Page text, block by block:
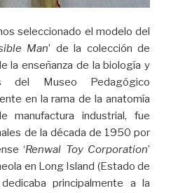
seleccionado el modelo del
Man’ de la colección de
la enseñanza de la biología y
del Museo Pedagógico
en la rama de la anatomía
manufactura industrial, fue
de la década de 1950 por
‘Renwal Toy Corporation’
en Long Island (Estado de
principalmente a la